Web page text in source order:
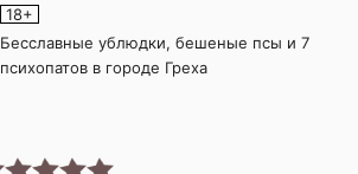
18+
Бесславные ублюдки, бешеные псы и 7
психопатов в городе Греха